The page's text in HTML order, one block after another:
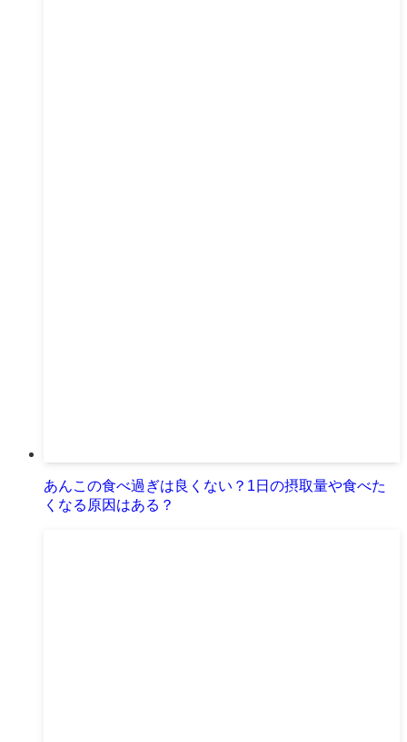
あんこの食べ過ぎは良くない？1日の摂取量や食べた
くなる原因はある？